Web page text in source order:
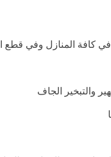
كافة المنازل وفي قطع
والتبخير الجاف